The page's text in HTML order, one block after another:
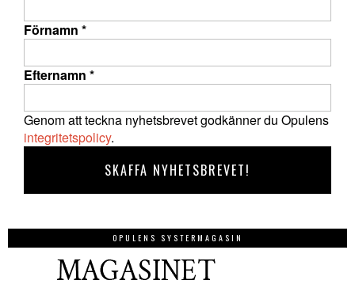
Förnamn *
Efternamn *
Genom att teckna nyhetsbrevet godkänner du Opulens
integritetspolicy.
OPULENS SYSTERMAGASIN